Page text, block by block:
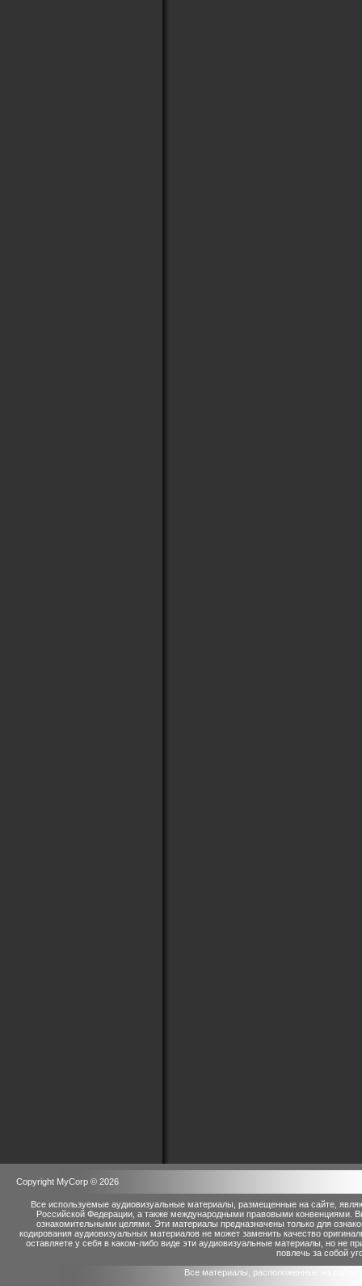
Copyright MyCorp © 2026
Все используемые аудиовизуальные материалы, размещенные на сайте,
Российской Федерации, а также международными правовыми конвенциями.
ознакомительными целями. Эти материалы предназначены только для
кодирования аудиовизуальных материалов не может заменить качество
оставляете у себя в каком-либо виде эти аудиовизуальные материалы, но не
повлечь за собой
Все материалы, расположенные на сайте